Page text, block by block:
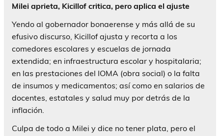
Milei aprieta, Kicillof critica, pero aplica el ajuste
Yendo al gobernador bonaerense y más allá de su
efusivo discurso, Kicillof ajusta y recorta a los
comedores escolares y escuelas de jornada
extendida; en infraestructura escolar y hospitalaria;
en las prestaciones del IOMA (obra social) o la falta
de insumos y medicamentos; así como en salarios de
docentes, estatales y salud muy por detrás de la
inflación.
Culpa de todo a Milei y dice no tener plata, pero el